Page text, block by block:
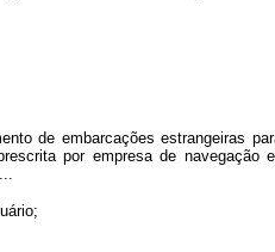
de embarcações estrangeiras
por empresa de navegação